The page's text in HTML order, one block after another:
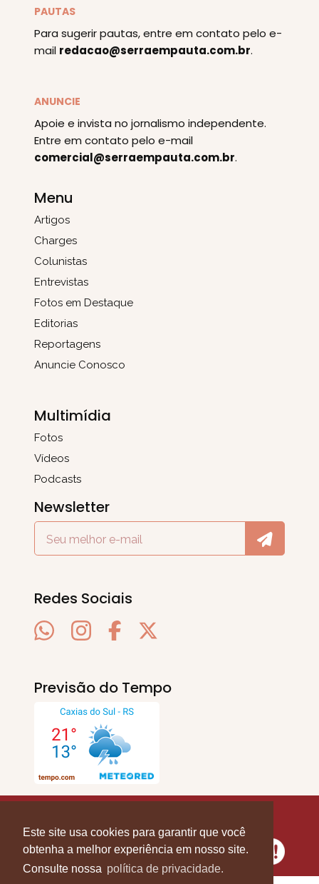
Este site usa cookies para garantir que você
obtenha a melhor experiência em nosso site.
Consulte nossa política de privacidade.
PAUTAS
Para sugerir pautas, entre em contato pelo e-
mail redacao@serraempauta.com.br.
ANUNCIE
Apoie e invista no jornalismo independente.
Entre em contato pelo e-mail
comercial@serraempauta.com.br.
Menu
Artigos
Charges
Colunistas
Entrevistas
Fotos em Destaque
Editorias
Reportagens
Anuncie Conosco
Multimídia
Fotos
Vídeos
Podcasts
Newsletter
Redes Sociais
Previsão do Tempo
Direitos Reservados.